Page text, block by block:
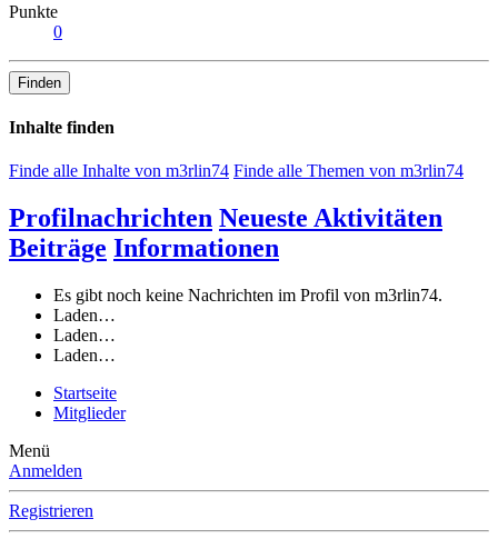
Punkte
0
Finden
Inhalte finden
Finde alle Inhalte von m3rlin74 Finde alle Themen von m3rlin74
Profilnachrichten Neueste Aktivitäten
Beiträge Informationen
Es gibt noch keine Nachrichten im Profil von m3rlin74.
Laden…
Laden…
Laden…
Startseite
Mitglieder
Menü
Anmelden
Registrieren